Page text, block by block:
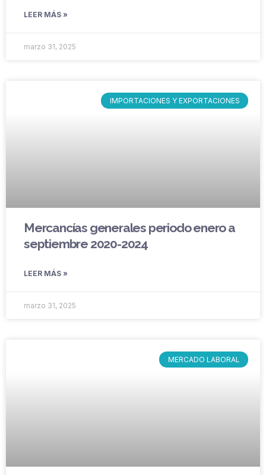
LEER MÁS »
marzo 31, 2025
IMPORTACIONES Y EXPORTACIONES
Mercancías generales periodo enero a
septiembre 2020-2024
LEER MÁS »
marzo 31, 2025
MERCADO LABORAL